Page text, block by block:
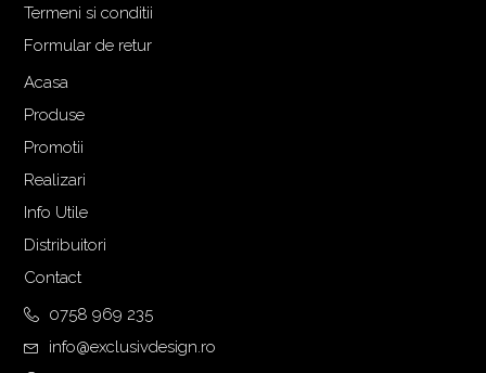
Termeni si conditii
Formular de retur
Acasa
Produse
Promotii
Realizari
Info Utile
Distribuitori
Contact
0758 969 235
info@exclusivdesign.ro